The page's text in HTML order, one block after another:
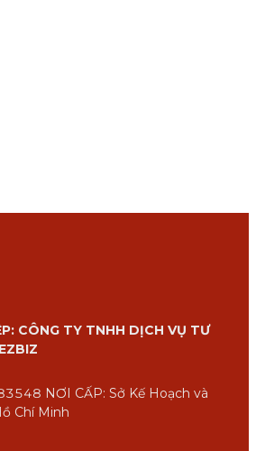
CÔNG TY TNHH DỊCH VỤ TƯ
NƠI CẤP: Sở Kế Hoạch và
Chí Minh